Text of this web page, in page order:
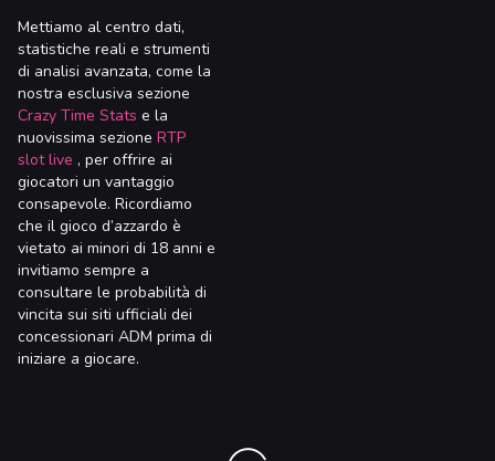
Mettiamo al centro dati,
statistiche reali e strumenti
di analisi avanzata, come la
nostra esclusiva sezione
Crazy Time Stats e la
nuovissima sezione RTP
slot live , per offrire ai
giocatori un vantaggio
consapevole. Ricordiamo
che il gioco d’azzardo è
vietato ai minori di 18 anni e
invitiamo sempre a
consultare le probabilità di
vincita sui siti ufficiali dei
concessionari ADM prima di
iniziare a giocare.